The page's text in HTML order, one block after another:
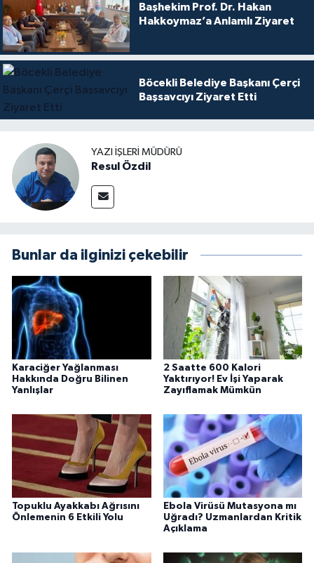
Başhekim Prof. Dr. Hakan
Hakkoymaz’a Anlamlı Ziyaret
Böcekli Belediye Başkanı Çerçi
Başsavcıyı Ziyaret Etti
YAZI İŞLERI MÜDÜRÜ
Resul Özdil
Bunlar da ilginizi çekebilir
Karaciğer Yağlanması
Hakkında Doğru Bilinen
Yanlışlar
2 Saatte 600 Kalori
Yaktırıyor! Ev İşi Yaparak
Zayıflamak Mümkün
Topuklu Ayakkabı Ağrısını
Önlemenin 6 Etkili Yolu
Ebola Virüsü Mutasyona mı
Uğradı? Uzmanlardan Kritik
Açıklama